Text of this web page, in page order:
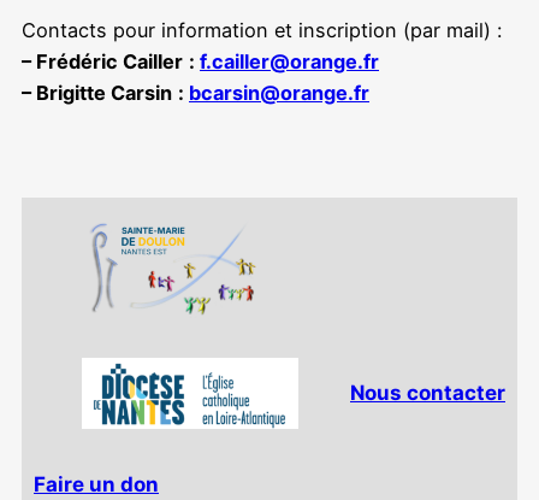
Contacts pour information et inscription (par mail) :
– Frédéric Cailler : f.cailler@orange.fr
– Brigitte Carsin : bcarsin@orange.fr
Nous contacter
Faire un don